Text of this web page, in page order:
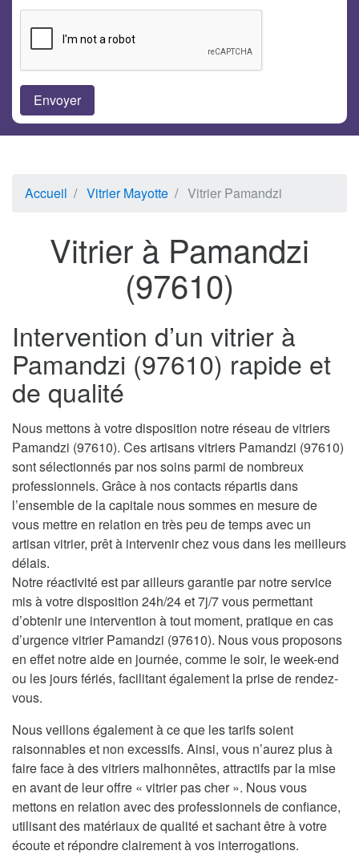
Accueil Vitrier Mayotte Vitrier Pamandzi
Vitrier à Pamandzi
(97610)
Intervention d’un vitrier à
Pamandzi (97610) rapide et
de qualité
Nous mettons à votre disposition notre réseau de vitriers
Pamandzi (97610). Ces artisans vitriers Pamandzi (97610)
sont sélectionnés par nos soins parmi de nombreux
professionnels. Grâce à nos contacts répartis dans
l’ensemble de la capitale nous sommes en mesure de
vous mettre en relation en très peu de temps avec un
artisan vitrier, prêt à intervenir chez vous dans les meilleurs
délais.
Notre réactivité est par ailleurs garantie par notre service
mis à votre disposition 24h/24 et 7j/7 vous permettant
d’obtenir une intervention à tout moment, pratique en cas
d’urgence vitrier Pamandzi (97610). Nous vous proposons
en effet notre aide en journée, comme le soir, le week-end
ou les jours fériés, facilitant également la prise de rendez-
vous.
Nous veillons également à ce que les tarifs soient
raisonnables et non excessifs. Ainsi, vous n’aurez plus à
faire face à des vitriers malhonnêtes, attractifs par la mise
en avant de leur offre « vitrier pas cher ». Nous vous
mettons en relation avec des professionnels de confiance,
utilisant des matériaux de qualité et sachant être à votre
écoute et répondre clairement à vos interrogations.